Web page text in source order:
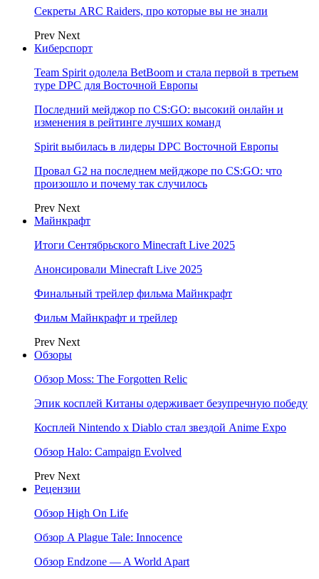
Секреты ARC Raiders, про которые вы не знали
Prev Next
Киберспорт
Team Spirit одолела BetBoom и стала первой в третьем
туре DPC для Восточной Европы
Последний мейджор по CS:GO: высокий онлайн и
изменения в рейтинге лучших команд
Spirit выбилась в лидеры DPC Восточной Европы
Провал G2 на последнем мейджоре по CS:GO: что
произошло и почему так случилось
Prev Next
Майнкрафт
Итоги Сентябрьского Minecraft Live 2025
Анонсировали Minecraft Live 2025
Финальный трейлер фильма Майнкрафт
Фильм Майнкрафт и трейлер
Prev Next
Обзоры
Обзор Moss: The Forgotten Relic
Эпик косплей Китаны одерживает безупречную победу
Косплей Nintendo x Diablo стал звездой Anime Expo
Обзор Halo: Campaign Evolved
Prev Next
Рецензии
Обзор High On Life
Обзор A Plague Tale: Innocence
Обзор Endzone — A World Apart